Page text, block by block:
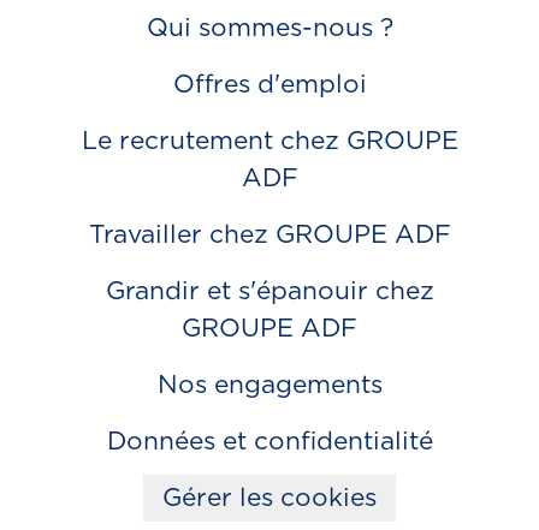
Qui sommes-nous ?
Offres d'emploi
Le recrutement chez GROUPE
ADF
Travailler chez GROUPE ADF
Grandir et s'épanouir chez
GROUPE ADF
Nos engagements
Données et confidentialité
Gérer les cookies